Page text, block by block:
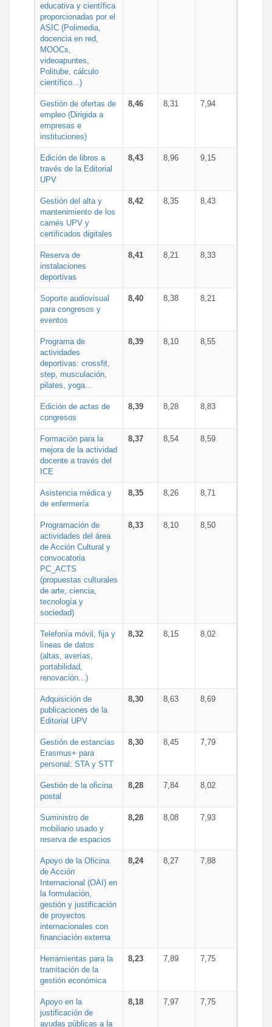
educativa y científica
proporcionadas por el
ASIC (Polimedia,
docencia en red,
MOOCs,
videoapuntes,
Politube, cálculo
científico...)
Gestión de ofertas de
empleo (Dirigida a
empresas e
instituciones)
8,46 8,31 7,94
Edición de libros a
través de la Editorial
UPV
8,43 8,96 9,15
Gestión del alta y
mantenimiento de los
carnés UPV y
certificados digitales
8,42 8,35 8,43
Reserva de
instalaciones
deportivas
8,41 8,21 8,33
Soporte audiovisual
para congresos y
eventos
8,40 8,38 8,21
Programa de
actividades
deportivas: crossfit,
step, musculación,
pilates, yoga...
8,39 8,10 8,55
Edición de actas de
congresos
8,39 8,28 8,83
Formación para la
mejora de la actividad
docente a través del
ICE
8,37 8,54 8,59
Asistencia médica y
de enfermería
8,35 8,26 8,71
Programación de
actividades del área
de Acción Cultural y
convocatoria
PC_ACTS
(propuestas culturales
de arte, ciencia,
tecnología y
sociedad)
8,33 8,10 8,50
Telefonía móvil, fija y
líneas de datos
(altas, averías,
portabilidad,
renovación...)
8,32 8,15 8,02
Adquisición de
publicaciones de la
Editorial UPV
8,30 8,63 8,69
Gestión de estancias
Erasmus+ para
personal: STA y STT
8,30 8,45 7,79
Gestión de la oficina
postal
8,28 7,84 8,02
Suministro de
mobiliario usado y
reserva de espacios
8,28 8,08 7,93
Apoyo de la Oficina
de Acción
Internacional (OAI) en
la formulación,
gestión y justificación
de proyectos
internacionales con
financiación externa
8,24 8,27 7,88
Herramientas para la
tramitación de la
gestión económica
8,23 7,89 7,75
Apoyo en la
justificación de
ayudas públicas a la
8,18 7,97 7,75